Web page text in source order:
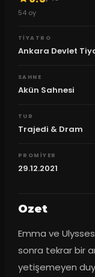
54oy
TIYATRO
Ankara Devlet
SAHNE
Akün Sahnesi
TUR
Trajedi & Dram
PROMIYER
29.12.2021
Ozet
Emma ve Ulysses
sonra tekrar bir
yetişemeyen